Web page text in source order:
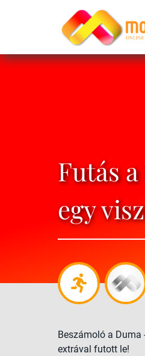
Futás
egy
Beszámoló a
extrával futott le!